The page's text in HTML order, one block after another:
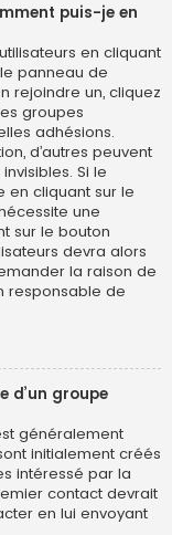
puis-je en
en cliquant
le panneau de
rejoindre un, cliquez
groupes
adhésions.
d’autres peuvent
Si le
en cliquant sur le
une
sur le bouton
devra alors
la raison de
responsable de
d’un groupe
généralement
initialement créés
intéressé par la
contact devrait
en lui envoyant